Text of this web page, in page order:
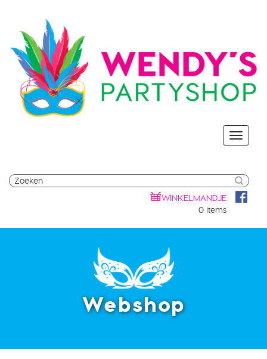
WINKELMANDJE
0 items
Webshop